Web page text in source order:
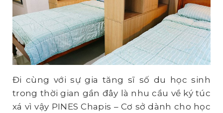
Đi cùng với sự gia tăng sĩ số du học sinh
trong thời gian gần đây là nhu cầu về ký túc
xá vì vậy PINES Chapis – Cơ sở dành cho học